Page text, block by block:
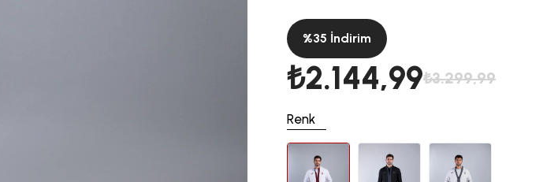
%35 İndirim
₺3.299,99
₺2.144,99
Renk